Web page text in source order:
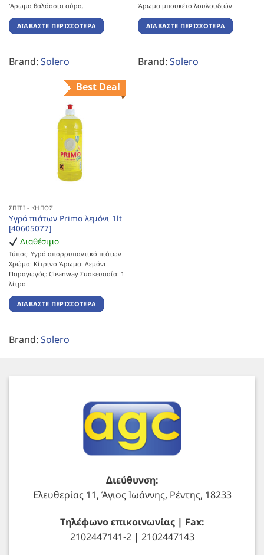
'Αρωμα θαλάσσια αύρα.
ΔΙΑΒΆΣΤΕ ΠΕΡΙΣΣΌΤΕΡΑ
Brand: Solero
Άρωμα μπουκέτο λουλουδιών
ΔΙΑΒΆΣΤΕ ΠΕΡΙΣΣΌΤΕΡΑ
Brand: Solero
Best Deal
ΣΠΊΤΙ - ΚΉΠΟΣ
Υγρό πιάτων Primo λεμόνι 1lt
[40605077]
Διαθέσιμο
Τύπος: Υγρό απορρυπαντικό πιάτων
Χρώμα: Κίτρινο Άρωμα: Λεμόνι
Παραγωγός: Cleanway Συσκευασία: 1
λίτρο
ΔΙΑΒΆΣΤΕ ΠΕΡΙΣΣΌΤΕΡΑ
Brand: Solero
Διεύθυνση:
Ελευθερίας 11, Άγιος Ιωάννης, Ρέντης, 18233
Τηλέφωνο επικοινωνίας | Fax:
2102447141-2 | 2102447143